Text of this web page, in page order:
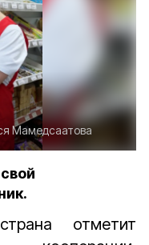
Мамедсаатова
отметит